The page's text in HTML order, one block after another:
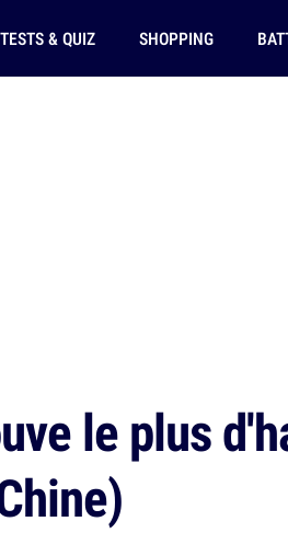
TESTS & QUIZ SHOPPING
le plus